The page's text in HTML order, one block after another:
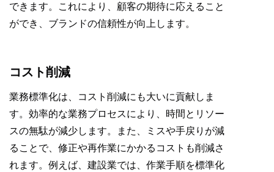
できます。これにより、顧客の期待に応えること
ができ、ブランドの信頼性が向上します。
コスト削減
業務標準化は、コスト削減にも大いに貢献しま
す。効率的な業務プロセスにより、時間とリソー
スの無駄が減少します。また、ミスや手戻りが減
ることで、修正や再作業にかかるコストも削減さ
れます。例えば、建設業では、作業手順を標準化